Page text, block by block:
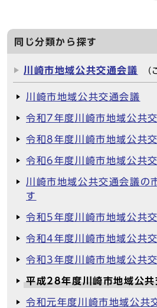
同じ分類から探す
川崎市地域公共交通会議 （
川崎市地域公共交通会議
令和7年度川崎市地域公共
令和8年度川崎市地域公共
令和6年度川崎市地域公共
川崎市地域公共交通会議の
す
令和5年度川崎市地域公共
令和4年度川崎市地域公共
令和3年度川崎市地域公共
平成28年度川崎市地域公共
令和元年度川崎市地域公共